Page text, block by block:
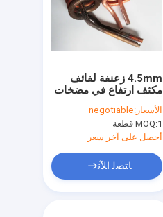
4.5mm زعنفة لفائف
مكثف ارتفاع في مضخات
المياه مقاومة الاهتزاز
الأسعار:negotiable
MOQ:1 قطعة
أحصل على آخر سعر
ﺎﺘﺼﻟ ﺍﻶﻧ